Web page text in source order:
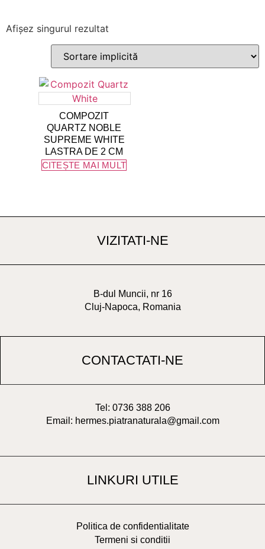
Afișez singurul rezultat
COMPOZIT
QUARTZ NOBLE
SUPREME WHITE
LASTRA DE 2 CM
CITEȘTE MAI MULT
VIZITATI-NE
B-dul Muncii, nr 16
Cluj-Napoca, Romania
CONTACTATI-NE
Tel: 0736 388 206
Email: hermes.piatranaturala@gmail.com
LINKURI UTILE
Politica de confidentialitate
Termeni si conditii